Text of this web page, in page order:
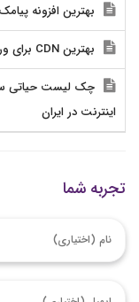
بهترین افزونه
بهترین CDN برای وردپرس | بررسی سرویس‌ها و راهنمای تنظیمات
چک لیست حیاتی
اینترنت در ایران
تجربه شما